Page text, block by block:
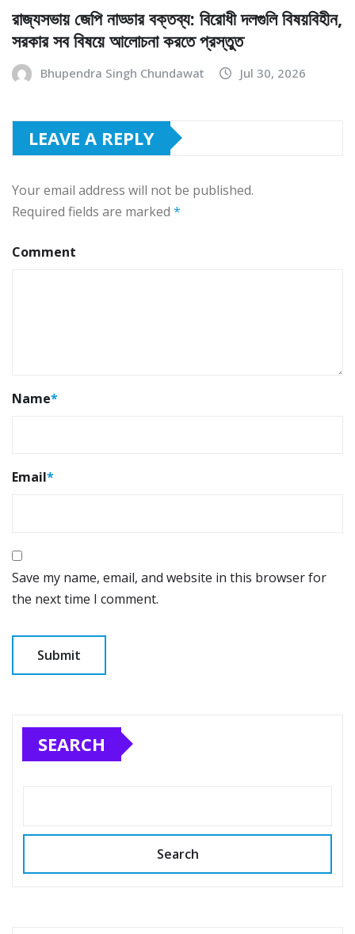
রাজ্যসভায় জেপি নাড্ডার বক্তব্য: বিরোধী দলগুলি বিষয়বিহীন,
সরকার সব বিষয়ে আলোচনা করতে প্রস্তুত
Bhupendra Singh Chundawat Jul 30, 2026
LEAVE A REPLY
Your email address will not be published.
Required fields are marked *
Comment
Name*
Email*
Save my name, email, and website in this browser for
the next time I comment.
SEARCH
Search